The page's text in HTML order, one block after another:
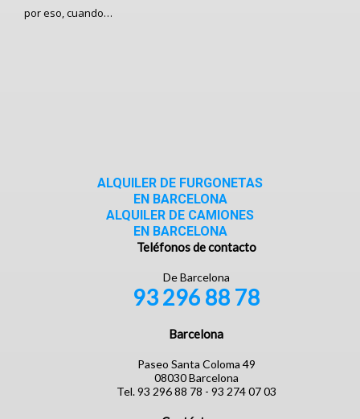
por eso, cuando…
ALQUILER DE FURGONETAS
EN BARCELONA
ALQUILER DE CAMIONES
EN BARCELONA
Teléfonos de contacto
De Barcelona
93 296 88 78
Barcelona
Paseo Santa Coloma 49
08030 Barcelona
Tel. 93 296 88 78 - 93 274 07 03